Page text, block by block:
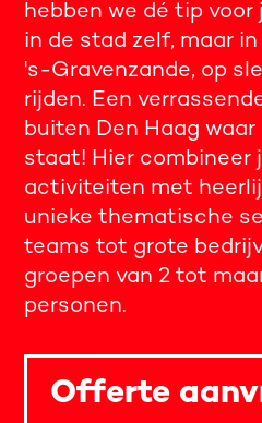
hebben we dé tip
in de stad zelf, maar
's-Gravenzande, op
rijden. Een
buiten Den Haag
staat! Hier combineer
activiteiten met
unieke thematische
teams tot grote
groepen van 2 tot
personen.
Offerte